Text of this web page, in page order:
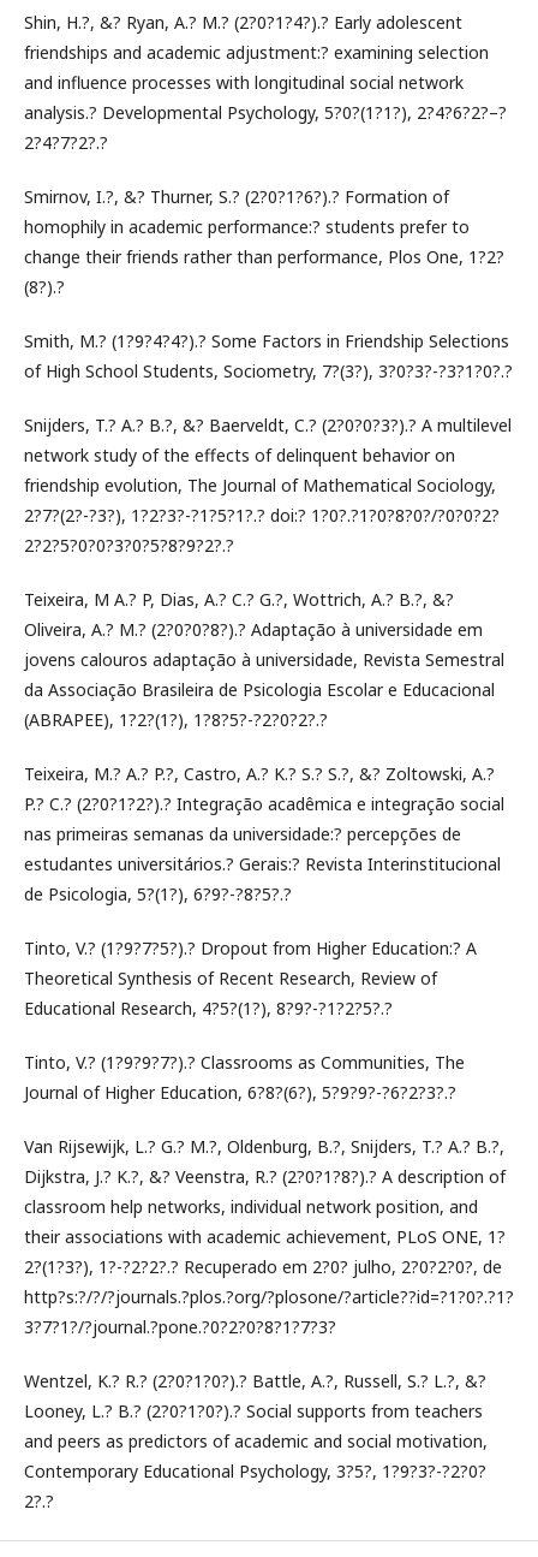
Shin, H.?, &? Ryan, A.? M.? (2?0?1?4?).? Early adolescent
friendships and academic adjustment:? examining selection
and influence processes with longitudinal social network
analysis.? Developmental Psychology, 5?0?(1?1?), 2?4?6?2?–?
2?4?7?2?.?
Smirnov, I.?, &? Thurner, S.? (2?0?1?6?).? Formation of
homophily in academic performance:? students prefer to
change their friends rather than performance, Plos One, 1?2?
(8?).?
Smith, M.? (1?9?4?4?).? Some Factors in Friendship Selections
of High School Students, Sociometry, 7?(3?), 3?0?3?-?3?1?0?.?
Snijders, T.? A.? B.?, &? Baerveldt, C.? (2?0?0?3?).? A multilevel
network study of the effects of delinquent behavior on
friendship evolution, The Journal of Mathematical Sociology,
2?7?(2?-?3?), 1?2?3?-?1?5?1?.? doi:? 1?0?.?1?0?8?0?/?0?0?2?
2?2?5?0?0?3?0?5?8?9?2?.?
Teixeira, M A.? P, Dias, A.? C.? G.?, Wottrich, A.? B.?, &?
Oliveira, A.? M.? (2?0?0?8?).? Adaptação à universidade em
jovens calouros adaptação à universidade, Revista Semestral
da Associação Brasileira de Psicologia Escolar e Educacional
(ABRAPEE), 1?2?(1?), 1?8?5?-?2?0?2?.?
Teixeira, M.? A.? P.?, Castro, A.? K.? S.? S.?, &? Zoltowski, A.?
P.? C.? (2?0?1?2?).? Integração acadêmica e integração social
nas primeiras semanas da universidade:? percepções de
estudantes universitários.? Gerais:? Revista Interinstitucional
de Psicologia, 5?(1?), 6?9?-?8?5?.?
Tinto, V.? (1?9?7?5?).? Dropout from Higher Education:? A
Theoretical Synthesis of Recent Research, Review of
Educational Research, 4?5?(1?), 8?9?-?1?2?5?.?
Tinto, V.? (1?9?9?7?).? Classrooms as Communities, The
Journal of Higher Education, 6?8?(6?), 5?9?9?-?6?2?3?.?
Van Rijsewijk, L.? G.? M.?, Oldenburg, B.?, Snijders, T.? A.? B.?,
Dijkstra, J.? K.?, &? Veenstra, R.? (2?0?1?8?).? A description of
classroom help networks, individual network position, and
their associations with academic achievement, PLoS ONE, 1?
2?(1?3?), 1?-?2?2?.? Recuperado em 2?0? julho, 2?0?2?0?, de
http?s:?/?/?journals.?plos.?org/?plosone/?article??id=?1?0?.?1?
3?7?1?/?journal.?pone.?0?2?0?8?1?7?3?
Wentzel, K.? R.? (2?0?1?0?).? Battle, A.?, Russell, S.? L.?, &?
Looney, L.? B.? (2?0?1?0?).? Social supports from teachers
and peers as predictors of academic and social motivation,
Contemporary Educational Psychology, 3?5?, 1?9?3?-?2?0?
2?.?